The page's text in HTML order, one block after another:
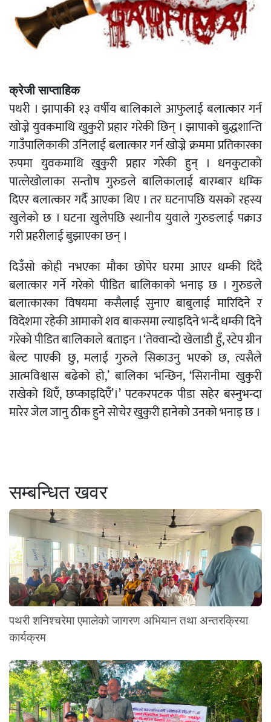
क्रेजी साप्ताहिक
पथरी । झापाकी १३ वर्षीय बालिकाले आफुलाई बलात्कार गर्न
खोज्ने युवकमाथि खुकुरी प्रहार गरेकी छिन् । झापाको बुद्धशान्ति
गाउँपालिकाकी उनिलाई बलात्कार गर्न खोज्ने क्रममा प्रतिकारका
रुपमा युवकमाथि खुकुरी प्रहार गरेकी हुन् । धनकुटाको
पात्लेखोलाका सन्तोष गुरुङले बालिकालाई बारम्बार धम्कि
दिएर बलात्कार गर्दै आएका थिए । तर घटनापछि यसको रहस्य
खुलेको छ । घटना खुलेपछि स्थानीय युवाले गुरुङलाई पक्राउ
गरी प्रहरीलाई बुझाएका छन् ।
दिउँसो कोही नभएका मौका छोपेर घरमा आएर धम्की दिंदै
बलात्कार गर्ने गरेको पीडित बालिकाको भनाइ छ । गुरुङले
बलात्कारका विषयमा कसैलाई सुनाए बाबुलाई मारिदिने र
विदेशमा रहेकी आमाको शव बाकसमा ल्याइदिने भन्दै धम्की दिने
गरेको पीडित बालिकाले बताइन । ‘तेक्वान्दो खेलाडी हुँ, स्टेप ग्रीन
बेल्ट पाएकी छु, मलाई गुरुले सिकाउनु भएको छ, त्यसैले
आत्मविश्वास बढेको हो,’ बालिका भन्छिन, ‘सिरानीमा खुकुरी
राखेको थिएँ, छप्काइदिएँ’।’ पटकरपटक पीडा सहेर बस्नुभन्दा
मारेर जेल जानु ठीक हुने सोचेर खुकुरी हानेको उनको भनाइ छ ।
सम्बन्धित खवर
पथरी शनिश्चरेमा एमालेको जागरण अभियान तथा अन्तरक्रिया
कार्यक्रम